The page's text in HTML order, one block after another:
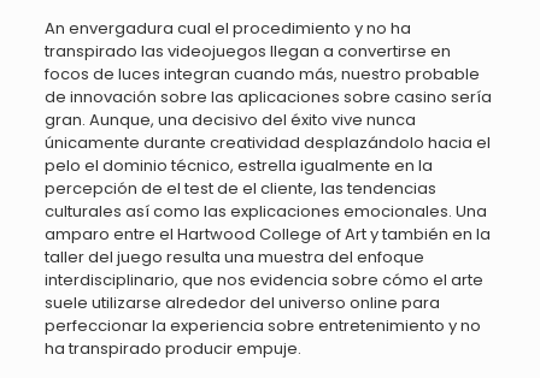
An envergadura cual el procedimiento y no ha
transpirado las videojuegos llegan a convertirse en
focos de luces integran cuando más, nuestro probable
de innovación sobre las aplicaciones sobre casino serí­a
gran. Aunque, una decisivo del éxito vive nunca
únicamente durante creatividad desplazándolo hacia el
pelo el dominio técnico, estrella igualmente en la
percepción de el test de el cliente, las tendencias
culturales así­ como las explicaciones emocionales. Una
amparo entre el Hartwood College of Art y también en la
taller del juego resulta una muestra del enfoque
interdisciplinario, que nos evidencia sobre cómo el arte
suele utilizarse alrededor del universo online para
perfeccionar la experiencia sobre entretenimiento y no
ha transpirado producir empuje.